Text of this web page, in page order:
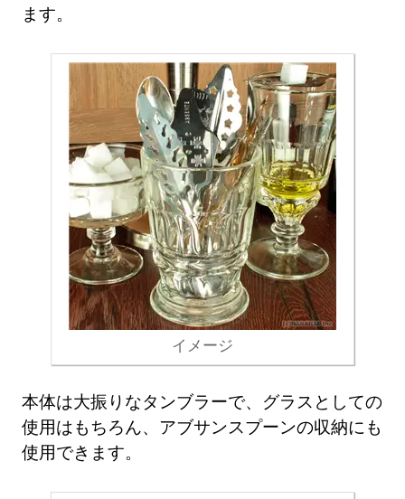
ます。
イメージ
本体は大振りなタンブラーで、グラスとしての
使用はもちろん、アブサンスプーンの収納にも
使用できます。